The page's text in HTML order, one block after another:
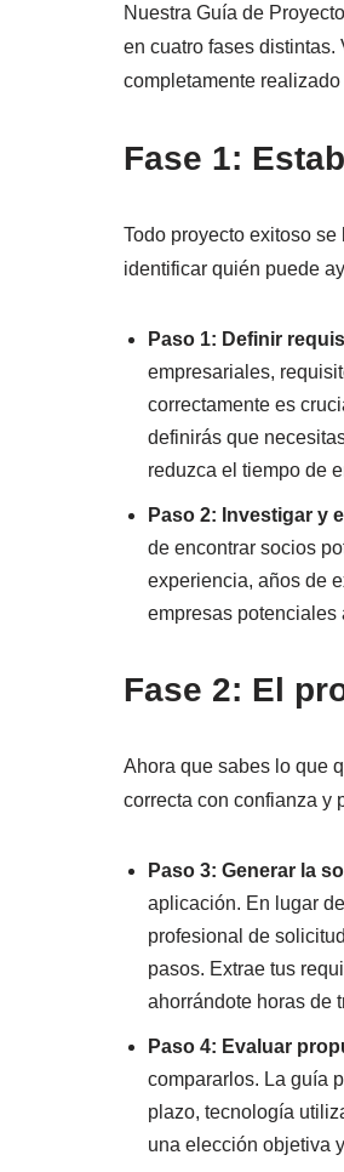
Nuestra Guía de
en cuatro fases
completamente
Fase 1:
Todo proyecto exitoso
identificar quién puede
Paso 1: Definir
empresariales,
correctamente es
definirás que
reduzca el tiempo de
Paso 2: Investigar y
de encontrar socios
experiencia, años de
empresas potenciales
Fase 2: El
Ahora que sabes lo que
correcta con confianza y
Paso 3: Generar la
aplicación. En lugar
profesional de
pasos. Extrae tus
ahorrándote horas de
Paso 4: Evaluar
compararlos. La guía
plazo, tecnología
una elección objetiva